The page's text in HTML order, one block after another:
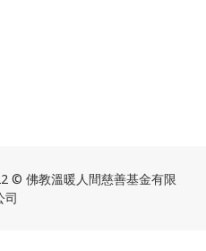
© 佛教溫暖人間慈善基金有限
司